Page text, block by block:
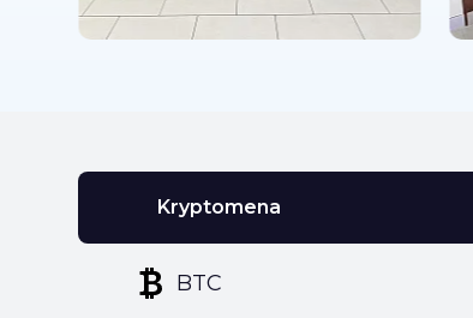
Kryptomena
BTC